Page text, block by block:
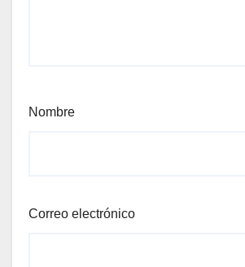
Nombre
Correo electrónico